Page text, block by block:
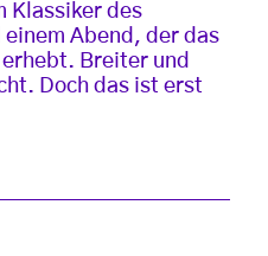
Klassiker des
einem Abend, der das
Breiter und
Doch das ist erst